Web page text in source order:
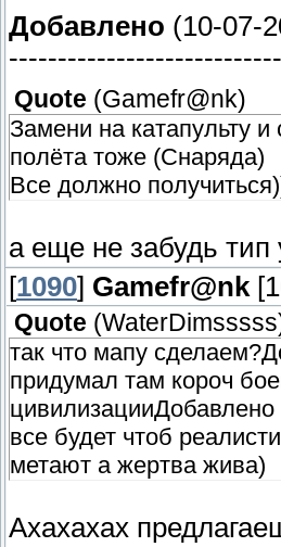
Добавлено (10-07-
Quote (Gamefr@nk)
Замени на катапульту
полёта тоже (Снаряда)
Все должно
а еще не забудь тип
[1090] Gamefr@nk
Quote (WaterDimsssss
так что мапу
придумал там короч
все будет чтоб
метают а жертва жива)
Ахахахах